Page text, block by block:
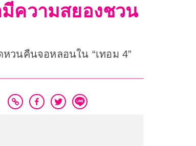
ความสยองชวน
วนคืนจอหลอนใน “เทอม 4”